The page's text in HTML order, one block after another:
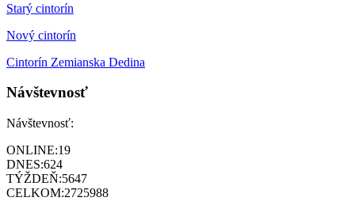
Starý cintorín
Nový cintorín
Cintorín Zemianska Dedina
Návštevnosť
Návštevnosť:
ONLINE:19
DNES:624
TÝŽDEŇ:5647
CELKOM:2725988